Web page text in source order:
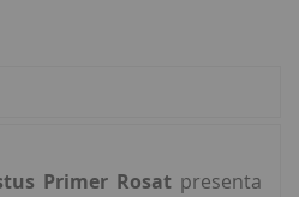
Primer Rosatpresenta